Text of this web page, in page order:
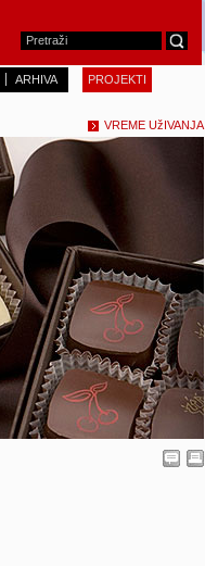
ARHIVA PROJEKTI
VREME UžIVANJA